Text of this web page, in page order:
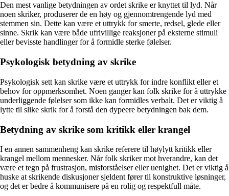
Den mest vanlige betydningen av ordet skrike er knyttet til lyd. Når
noen skriker, produserer de en høy og gjennomtrengende lyd med
stemmen sin. Dette kan være et uttrykk for smerte, redsel, glede eller
sinne. Skrik kan være både ufrivillige reaksjoner på eksterne stimuli
eller bevisste handlinger for å formidle sterke følelser.
Psykologisk betydning av skrike
Psykologisk sett kan skrike være et uttrykk for indre konflikt eller et
behov for oppmerksomhet. Noen ganger kan folk skrike for å uttrykke
underliggende følelser som ikke kan formidles verbalt. Det er viktig å
lytte til slike skrik for å forstå den dypeere betydningen bak dem.
Betydning av skrike som kritikk eller krangel
I en annen sammenheng kan skrike referere til høylytt kritikk eller
krangel mellom mennesker. Når folk skriker mot hverandre, kan det
være et tegn på frustrasjon, misforståelser eller uenighet. Det er viktig å
huske at skrikende diskusjoner sjeldent fører til konstruktive løsninger,
og det er bedre å kommunisere på en rolig og respektfull måte.